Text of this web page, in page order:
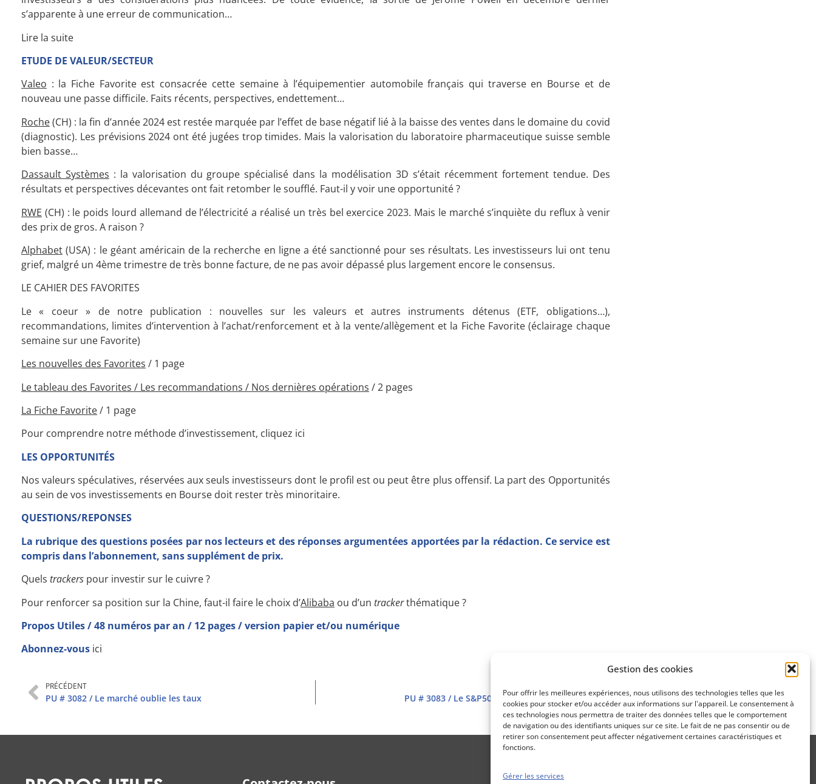
Gestion des cookies
Pour offrir les meilleures expériences, nous utilisons des technologies telles que les
cookies pour stocker et/ou accéder aux informations sur l'appareil. Le consentement à
ces technologies nous permettra de traiter des données telles que le comportement
de navigation ou des identifiants uniques sur ce site. Le fait de ne pas consentir ou de
retirer son consentement peut affecter négativement certaines caractéristiques et
fonctions.
Gérer les services
s’apparente à une erreur de communication…
Lire la suite
ETUDE DE VALEUR/SECTEUR
Valeo : la Fiche Favorite est consacrée cette semaine à l’équipementier automobile français qui traverse en Bourse et de
nouveau une passe difficile. Faits récents, perspectives, endettement…
Roche(CH) : la fin d’année 2024 est restée marquée par l’effet de base négatif lié à la baisse des ventes dans le domaine du covid
(diagnostic). Les prévisions 2024 ont été jugées trop timides. Mais la valorisation du laboratoire pharmaceutique suisse semble
bien basse…
Dassault Systèmes : la valorisation du groupe spécialisé dans la modélisation 3D s’était récemment fortement tendue. Des
résultats et perspectives décevantes ont fait retomber le soufflé. Faut-il y voir une opportunité ?
RWE (CH) : le poids lourd allemand de l’électricité a réalisé un très bel exercice 2023. Mais le marché s’inquiète du reflux à venir
des prix de gros. A raison ?
Alphabet (USA) : le géant américain de la recherche en ligne a été sanctionné pour ses résultats. Les investisseurs lui ont tenu
grief, malgré un 4ème trimestre de très bonne facture, de ne pas avoir dépassé plus largement encore le consensus.
LE CAHIER DES FAVORITES
Le « coeur » de notre publication : nouvelles sur les valeurs et autres instruments détenus (ETF, obligations…),
recommandations, limites d’intervention à l’achat/renforcement et à la vente/allègement et la Fiche Favorite (éclairage chaque
semaine sur une Favorite)
Les nouvelles des Favorites / 1 page
Le tableau des Favorites / Les recommandations / Nos dernières opérations / 2 pages
La Fiche Favorite/ 1 page
Pour comprendre notre méthode d’investissement, cliquez ici
LES OPPORTUNITÉS
Nos valeurs spéculatives, réservées aux seuls investisseurs dont le profil est ou peut être plus offensif. La part des Opportunités
au sein de vos investissements en Bourse doit rester très minoritaire.
QUESTIONS/REPONSES
La rubrique des questions posées par nos lecteurs et des réponses argumentées apportées par la rédaction. Ce service est
compris dans l’abonnement, sans supplément de prix.
Quels trackers pour investir sur le cuivre ?
Pour renforcer sa position sur la Chine, faut-il faire le choix d’Alibaba ou d’un trackerthématique ?
Propos Utiles / 48 numéros par an / 12 pages / version papier et/ou numérique
Abonnez-vous ici
PRÉCÉDENT
PU # 3082 / Le marché oublie les taux PU # 3083 / Le S&P500 franchit les 5 000 pts